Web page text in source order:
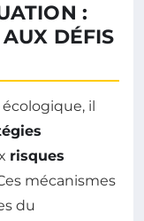
:
DÉFIS
il
risques
mécanismes
du